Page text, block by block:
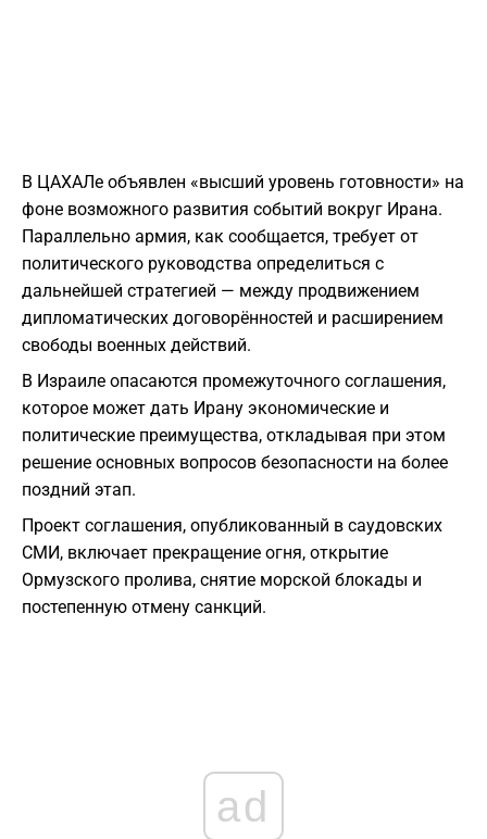
В ЦАХАЛе объявлен «высший уровень готовности» на
фоне возможного развития событий вокруг Ирана.
Параллельно армия, как сообщается, требует от
политического руководства определиться с
дальнейшей стратегией — между продвижением
дипломатических договорённостей и расширением
свободы военных действий.
В Израиле опасаются промежуточного соглашения,
которое может дать Ирану экономические и
политические преимущества, откладывая при этом
решение основных вопросов безопасности на более
поздний этап.
Проект соглашения, опубликованный в саудовских
СМИ, включает прекращение огня, открытие
Ормузского пролива, снятие морской блокады и
постепенную отмену санкций.
ad